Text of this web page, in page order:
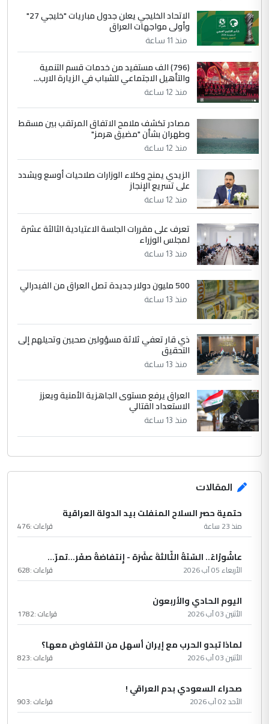
الموضوع :
الجواهري يرد على صدام حسين سل
مضجعيك يابن الزنا (نص كامل)
سردار
التعليق : واحد من عصابة علي ماما يسقط
جنسية الرافد الثالث للعراق ومن اصول عريقة
ابا فرات ...
الجواهري يرد على صدام حسين سل
مضجعيك يابن الزنا (نص كامل)
5
التعليق : تحياتي لك استاذ حامدتركان. كلام
دقيق ومسؤول؛ فالاستثمار الحقيقي للإنسان
الموضوع :
بين الإهمال واغتصاب الأرض.. بلاد
الرافدين تعاني الجفاف والتصحر!!
الاتحاد الخليجي يعلن جدول مباريات "خليجي 27"
وأولى مواجهات العراق
منذ 11 ساعة
(796) الف مستفيد من خدمات قسم التنمية
والتأهيل الاجتماعي للشباب في الزيارة الارب...
منذ 12 ساعة
مصادر تكشف ملامح الاتفاق المرتقب بين مسقط
وطهران بشأن "مضيق هرمز"
منذ 12 ساعة
الزيدي يمنح وكلاء الوزارات صلاحيات أوسع ويشدد
على تسريع الإنجاز
منذ 12 ساعة
تعرف على مقررات الجلسة الاعتيادية الثالثة عشرة
لمجلس الوزراء
منذ 13 ساعة
500 مليون دولار جديدة تصل العراق من الفيدرالي
منذ 13 ساعة
ذي قار تعفي ثلاثة مسؤولين صحيين وتحيلهم إلى
التحقيق
منذ 13 ساعة
العراق يرفع مستوى الجاهزية الأمنية ويعزز
الاستعداد القتالي
منذ 13 ساعة
المقالات
حتمية حصر السلاح المنفلت بيد الدولة العراقية
منذ 23 ساعة قراءات :476
عاشُورْاءُ.. السّنَةُ الثّالثةَ عشَرَة - إِنتفاضةُ صفَر…تمرّ...
الأربعاء 05 آب 2026 قراءات :628
اليوم الحادي والأربعون
الأثنين 03 آب 2026 قراءات :1782
لماذا تبدو الحرب مع إيران أسهل من التفاوض معها؟
الأثنين 03 آب 2026 قراءات :823
صحراء السعودي بدم العراقي !
الأحد 02 آب 2026 قراءات :903